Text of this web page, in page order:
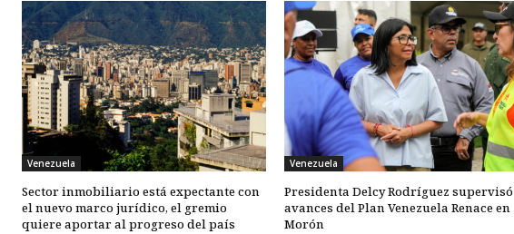
Venezuela
Sector inmobiliario está expectante con
el nuevo marco jurídico, el gremio
quiere aportar al progreso del país
Venezuela
Presidenta Delcy Rodríguez supervisó
avances del Plan Venezuela Renace en
Morón